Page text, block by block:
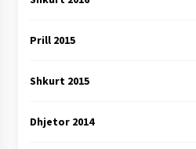
Prill 2015
Shkurt 2015
Dhjetor 2014